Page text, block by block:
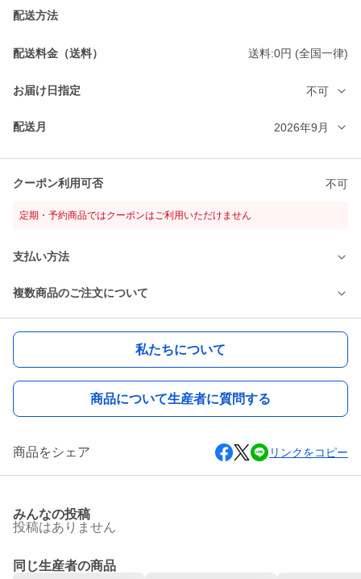
配送方法
配送料金（送料） 送料:0円 (全国一律)
お届け日指定 不可
配送月 2026年9月
クーポン利用可否 不可
定期・予約商品ではクーポンはご利用いただけません
支払い方法
複数商品のご注文について
私たちについて
商品について生産者に質問する
商品をシェア リンクをコピー
みんなの投稿
投稿はありません
同じ生産者の商品